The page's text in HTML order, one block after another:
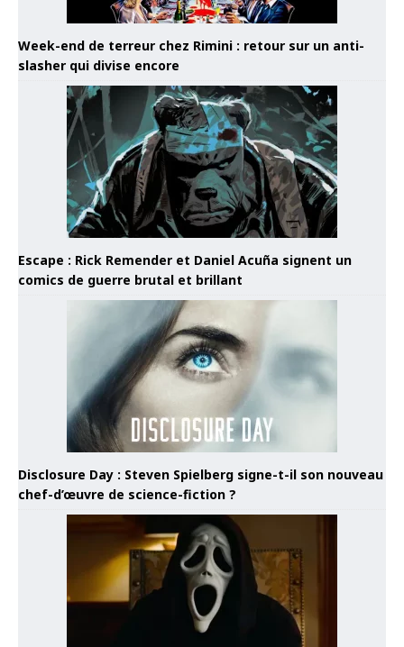
Week-end de terreur chez Rimini : retour sur un anti-
slasher qui divise encore
Escape : Rick Remender et Daniel Acuña signent un
comics de guerre brutal et brillant
Disclosure Day : Steven Spielberg signe-t-il son nouveau
chef-d’œuvre de science-fiction ?